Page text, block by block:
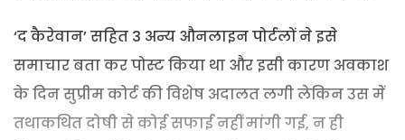
‘द कैरेवान’ सहित 3 अन्य औनलाइन पोर्टलों ने इसे
समाचार बता कर पोस्ट किया था और इसी कारण अवकाश
के दिन सुप्रीम कोर्ट की विशेष अदालत लगी लेकिन उस में
तथाकथित दोषी से कोई सफाई नहीं मांगी गई, न ही